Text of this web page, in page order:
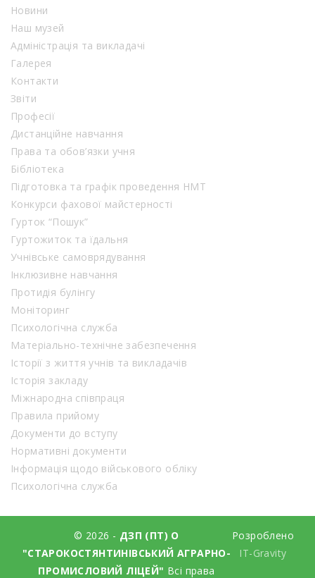
Новини
Наш музей
Адміністрація та викладачі
Галерея
Контакти
Звіти
Професії
Дистанційне навчання
Права та обов’язки учня
Бібліотека
Підготовка та графік проведення НМТ
Конкурси фахової майстерності
Гурток “Пошук”
Гуртожиток та їдальня
Учнівське самоврядування
Інклюзивне навчання
Протидія булінгу
Моніторинг
Психологічна служба
Матеріально-технічне забезпечення
Історії з життя учнів та викладачів
Історія закладу
Міжнародна співпраця
Правила прийому
Документи до вступу
Нормативні документи
Інформація щодо військового обліку
Психологічна служба
© 2026 - ДЗП (ПТ) О
"СТАРОКОСТЯНТИНІВСЬКИЙ АГРАРНО-
ПРОМИСЛОВИЙ ЛІЦЕЙ" Всі права
Розроблено
IT-Gravity